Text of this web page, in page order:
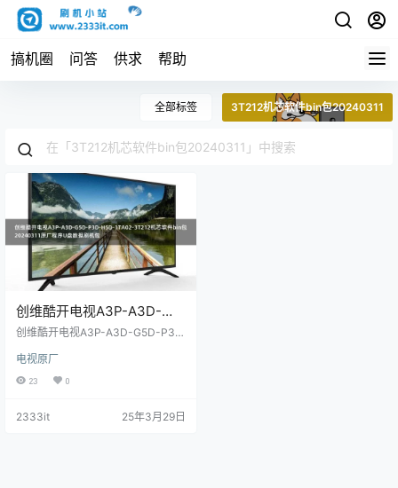
搞机圈 问答 供求 帮助
全部标签 3T212机芯软件bin包20240311
创维酷开电视A3P-A3D-
G5D-P3D-H5D-1TA02-
20240311原厂程序U盘数据
刷机包
创维酷开电视A3P-A3D-G5D-P3D
包20240311原厂程序U盘数据刷机
包
电视原厂
23 0
2333it 25年3月29日